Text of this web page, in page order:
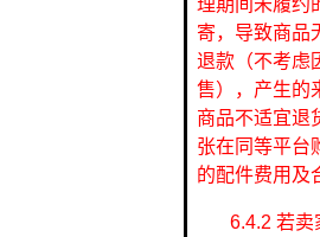
理期间未履约
寄，导致商品
退款（不考虑
售），产生的
商品不适宜退
张在同等平台
的配件费用及
6.4.2 若卖